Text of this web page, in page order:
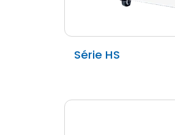
Série HS